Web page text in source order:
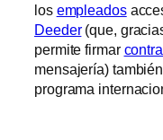
los empleados
Deeder(que,
permite firmar
mensajería)
programa